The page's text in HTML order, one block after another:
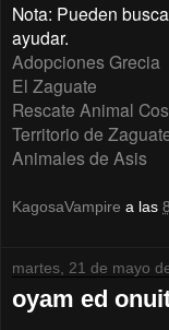
Nota: Pueden
ayudar.
Adopciones Grecia
El Zaguate
Rescate Animal
Territorio de
Animales de Asis
KagosaVampire a las
martes, 21 de mayo
oyam ed